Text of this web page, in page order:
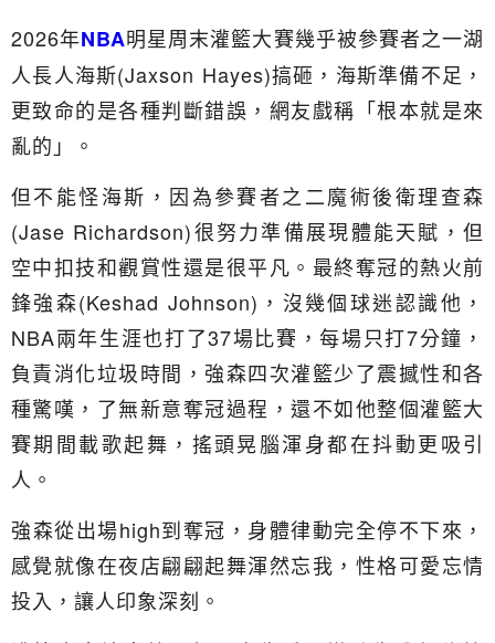
2026年NBA明星周末灌籃大賽幾乎被參賽者之一湖
人長人海斯(Jaxson Hayes)搞砸，海斯準備不足，
更致命的是各種判斷錯誤，網友戲稱「根本就是來
亂的」。
但不能怪海斯，因為參賽者之二魔術後衛理查森
(Jase Richardson)很努力準備展現體能天賦，但
空中扣技和觀賞性還是很平凡。最終奪冠的熱火前
鋒強森(Keshad Johnson)，沒幾個球迷認識他，
NBA兩年生涯也打了37場比賽，每場只打7分鐘，
負責消化垃圾時間，強森四次灌籃少了震撼性和各
種驚嘆，了無新意奪冠過程，還不如他整個灌籃大
賽期間載歌起舞，搖頭晃腦渾身都在抖動更吸引
人。
強森從出場high到奪冠，身體律動完全停不下來，
感覺就像在夜店翩翩起舞渾然忘我，性格可愛忘情
投入，讓人印象深刻。